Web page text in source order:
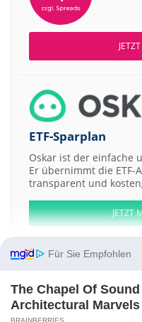
ETF-Sparplan
Oskar ist der einfache
Er übernimmt die ETF-
transparent und
JETZT
Aktien ATX DAX EuroStoxx
Für Sie Empfohlen
The Chapel Of
Architectural Marvels
BRAINBERRIES